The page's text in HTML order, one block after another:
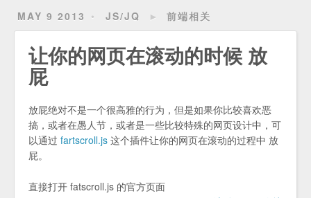
MAY 9 2013 JS/JQ ► 前端相关
让你的网页在滚动的时候 放
屁
放屁绝对不是一个很高雅的行为，但是如果你比较喜欢恶
搞，或者在愚人节，或者是一些比较特殊的网页设计中，可
以通过 fartscroll.js 这个插件让你的网页在滚动的过程中 放
屁。
直接打开 fatscroll.js 的官方页面